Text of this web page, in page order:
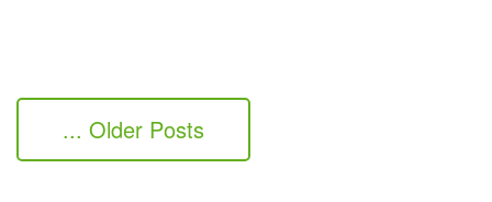
... Older Posts